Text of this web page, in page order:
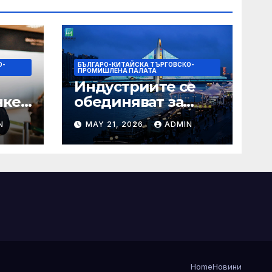
БЪЛГАРО-КИТАЙСКА ТЪРГОВСКО-
ПРОМИШЛЕНА ПАЛАТА
Индустриите се
обединяват за
висококачествен
растеж на
културния и
сектор
MAY 21, 2026 ADMIN
HomeНовини